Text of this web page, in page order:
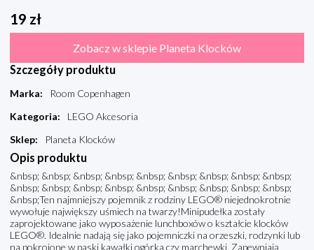
19 zł
Zobacz w sklepie Planeta Klocków
Szczegóły produktu
Marka:
Room Copenhagen
Kategoria:
LEGO Akcesoria
Sklep: Planeta Klocków
Opis produktu
&nbsp; &nbsp; &nbsp; &nbsp; &nbsp; &nbsp; &nbsp; &nbsp; &nbsp;
&nbsp; &nbsp; &nbsp; &nbsp; &nbsp; &nbsp; &nbsp; &nbsp; &nbsp;
&nbsp;Ten najmniejszy pojemnik z rodziny LEGO® niejednokrotnie
wywołuje największy uśmiech na twarzy!Minipudełka zostały
zaprojektowane jako wyposażenie lunchboxów o kształcie klocków
LEGO®. Idealnie nadają się jako pojemniczki na orzeszki, rodzynki lub
na pokrojone w paski kawałki ogórka czy marchewki. Zapewniają